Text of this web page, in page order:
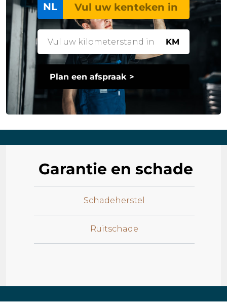
NL
KM
Plan een afspraak >
Garantie en schade
Schadeherstel
Ruitschade